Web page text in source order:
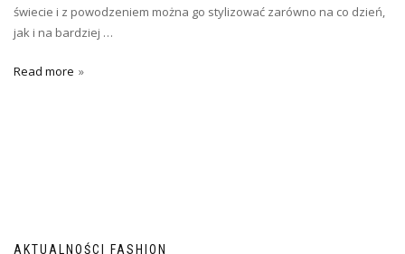
świecie i z powodzeniem można go stylizować zarówno na co dzień,
jak i na bardziej …
Read more
AKTUALNOŚCI FASHION